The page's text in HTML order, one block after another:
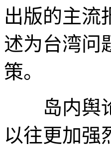
出版的主流
述为台湾问
策。
岛内舆论
以往更加强